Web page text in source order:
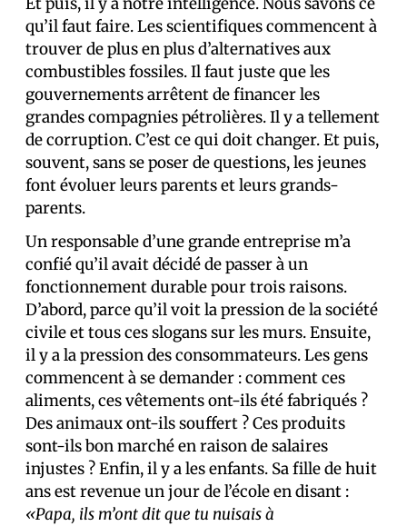
qu’il faut faire. Les scientifiques commencent à
trouver de plus en plus d’alternatives aux
combustibles fossiles. Il faut juste que les
gouvernements arrêtent de financer les
grandes compagnies pétrolières. Il y a tellement
de corruption. C’est ce qui doit changer. Et puis,
souvent, sans se poser de questions, les jeunes
font évoluer leurs parents et leurs grands-
parents.
Un responsable d’une grande entreprise m’a
confié qu’il avait décidé de passer à un
fonctionnement durable pour trois raisons.
D’abord, parce qu’il voit la pression de la société
civile et tous ces slogans sur les murs. Ensuite,
il y a la pression des consommateurs. Les gens
commencent à se demander : comment ces
aliments, ces vêtements ont-ils été fabriqués ?
Des animaux ont-ils souffert ? Ces produits
sont-ils bon marché en raison de salaires
injustes ? Enfin, il y a les enfants. Sa fille de huit
ans est revenue un jour de l’école en disant :
«Papa, ils m’ont dit que tu nuisais à